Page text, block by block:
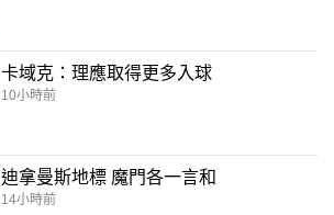
卡域克：理應取得更多入球
10小時前
迪拿曼斯地標 魔門各一言和
14小時前